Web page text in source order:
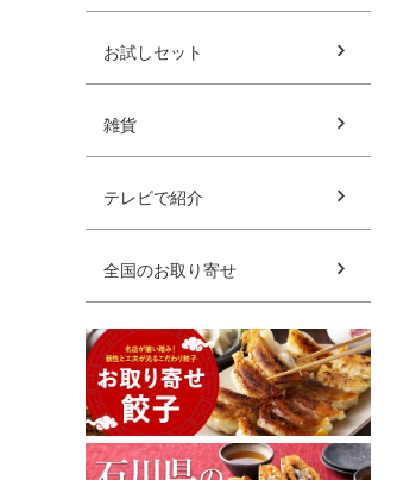
お試しセット
雑貨
テレビで紹介
全国のお取り寄せ